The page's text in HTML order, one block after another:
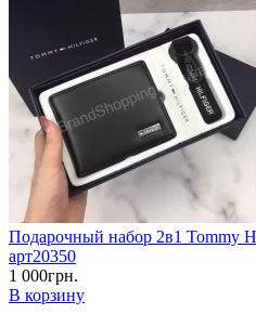
Подарочный набор 2в1 Tommy
арт20350
1 000грн.
В корзину